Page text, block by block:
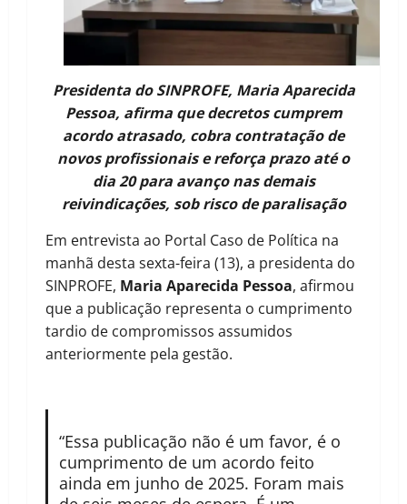
Presidenta do SINPROFE, Maria Aparecida
Pessoa, afirma que decretos cumprem
acordo atrasado, cobra contratação de
novos profissionais e reforça prazo até o
dia 20 para avanço nas demais
reivindicações, sob risco de paralisação
Em entrevista ao Portal Caso de Política na
manhã desta sexta-feira (13), a presidenta do
SINPROFE, Maria Aparecida Pessoa, afirmou
que a publicação representa o cumprimento
tardio de compromissos assumidos
anteriormente pela gestão.
“Essa publicação não é um favor, é o
cumprimento de um acordo feito
ainda em junho de 2025. Foram mais